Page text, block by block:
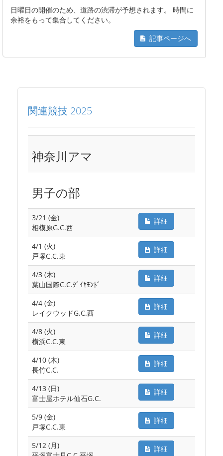
日曜日の開催のため、道路の渋滞が予想されます。 時間に
余裕をもって集合してください。
記事ページへ
関連競技 2025
神奈川アマ
男子の部
3/21 (金)
相模原G.C.西
詳細
4/1 (火)
戸塚C.C.東
詳細
4/3 (木)
葉山国際C.C.ﾀﾞｲﾔﾓﾝﾄﾞ
詳細
4/4 (金)
レイクウッドG.C.西
詳細
4/8 (火)
横浜C.C.東
詳細
4/10 (木)
長竹C.C.
詳細
4/13 (日)
富士屋ホテル仙石G.C.
詳細
5/9 (金)
戸塚C.C.東
詳細
5/12 (月)
詳細